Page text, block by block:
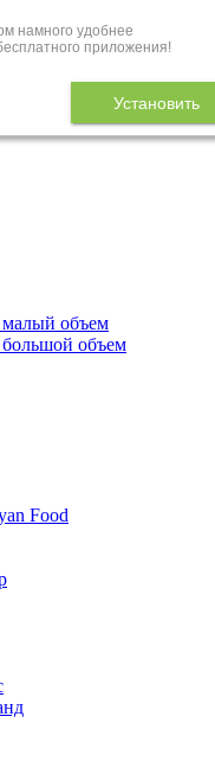
намного удобнее
приложения!
Установить
малый объем
объем
Food